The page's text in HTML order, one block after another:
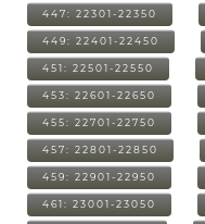
447: 22301-22350
449: 22401-22450
451: 22501-22550
453: 22601-22650
455: 22701-22750
457: 22801-22850
459: 22901-22950
461: 23001-23050